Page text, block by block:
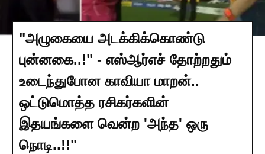
"அழுகையை அடக்கிக்கொண்டு
புன்னகை..!" - எஸ்ஆர்எச் தோற்றதும்
உடைந்துபோன காவியா மாறன்..
ஒட்டுமொத்த ரசிகர்களின்
இதயங்களை வென்ற 'அந்த' ஒரு
நொடி..!!"